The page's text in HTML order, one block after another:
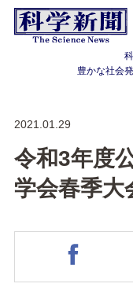
豊かな社会
2021.01.29
令和3年度
学会春季大